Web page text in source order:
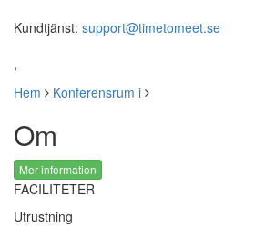
Kundtjänst: support@timetomeet.se
,
Hem
Konferensrum i
Om
Mer information
FACILITETER
Utrustning